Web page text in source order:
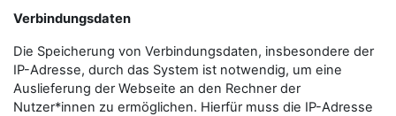
Verbindungsdaten
Die Speicherung von Verbindungsdaten, insbesondere der
IP-Adresse, durch das System ist notwendig, um eine
Auslieferung der Webseite an den Rechner der
Nutzer*innen zu ermöglichen. Hierfür muss die IP-Adresse